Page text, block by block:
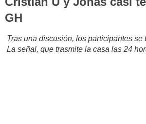
GH
Tras una discusión, los participantes
La señal, que trasmite la casa las 24